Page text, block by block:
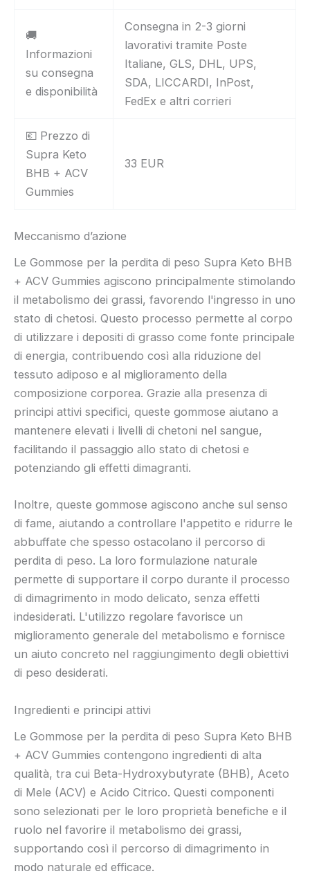
🚚
Informazioni
su consegna
e disponibilità
Consegna in 2-3 giorni
lavorativi tramite Poste
Italiane, GLS, DHL, UPS,
SDA, LICCARDI, InPost,
FedEx e altri corrieri
💶 Prezzo di
Supra Keto
BHB + ACV
Gummies
33 EUR
Meccanismo d’azione
Le Gommose per la perdita di peso Supra Keto BHB
+ ACV Gummies agiscono principalmente stimolando
il metabolismo dei grassi, favorendo l'ingresso in uno
stato di chetosi. Questo processo permette al corpo
di utilizzare i depositi di grasso come fonte principale
di energia, contribuendo così alla riduzione del
tessuto adiposo e al miglioramento della
composizione corporea. Grazie alla presenza di
principi attivi specifici, queste gommose aiutano a
mantenere elevati i livelli di chetoni nel sangue,
facilitando il passaggio allo stato di chetosi e
potenziando gli effetti dimagranti.
Inoltre, queste gommose agiscono anche sul senso
di fame, aiutando a controllare l'appetito e ridurre le
abbuffate che spesso ostacolano il percorso di
perdita di peso. La loro formulazione naturale
permette di supportare il corpo durante il processo
di dimagrimento in modo delicato, senza effetti
indesiderati. L'utilizzo regolare favorisce un
miglioramento generale del metabolismo e fornisce
un aiuto concreto nel raggiungimento degli obiettivi
di peso desiderati.
Ingredienti e principi attivi
Le Gommose per la perdita di peso Supra Keto BHB
+ ACV Gummies contengono ingredienti di alta
qualità, tra cui Beta-Hydroxybutyrate (BHB), Aceto
di Mele (ACV) e Acido Citrico. Questi componenti
sono selezionati per le loro proprietà benefiche e il
ruolo nel favorire il metabolismo dei grassi,
supportando così il percorso di dimagrimento in
modo naturale ed efficace.